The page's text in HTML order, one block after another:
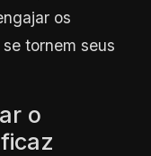
os
tornem seus
o